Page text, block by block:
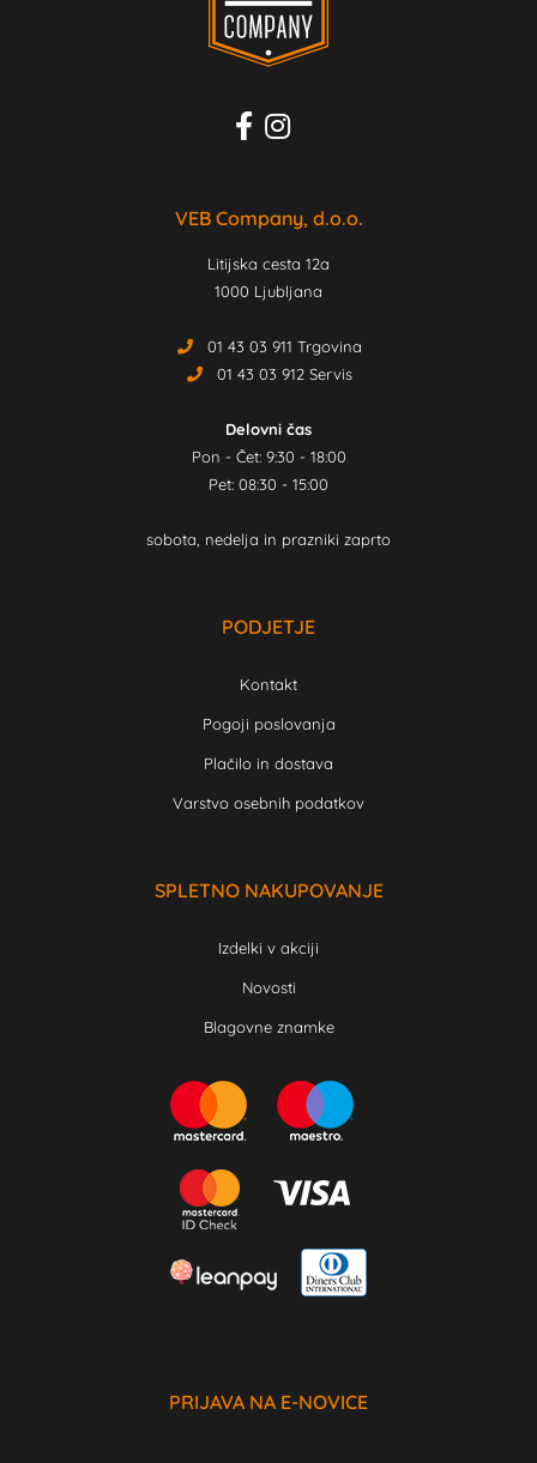
VEB Company, d.o.o.
Litijska cesta 12a
1000 Ljubljana
01 43 03 911 Trgovina
01 43 03 912 Servis
Delovni čas
Pon - Čet: 9:30 - 18:00
Pet: 08:30 - 15:00
sobota, nedelja in prazniki zaprto
PODJETJE
Kontakt
Pogoji poslovanja
Plačilo in dostava
Varstvo osebnih podatkov
SPLETNO NAKUPOVANJE
Izdelki v akciji
Novosti
Blagovne znamke
PRIJAVA NA E-NOVICE